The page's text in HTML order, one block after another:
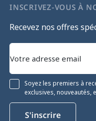
INSCRIVEZ-VOUS À
Recevez nos offres
Soyez les premiers à
exclusives, nouveautés,
S'inscrire